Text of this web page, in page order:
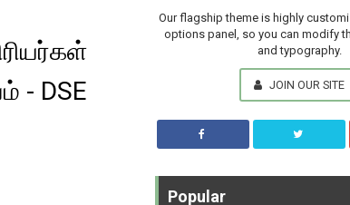
- DSE
Our flagship theme is highly
options panel, so you can modify
and typography.
JOIN OUR SITE
Popular